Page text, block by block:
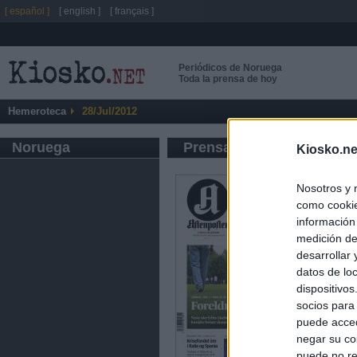
Nosotros y
como
medición
desarrollar
datos de
socios
puede
negar su
Periódicos de Noruega
Toda la prensa de hoy
Hemeroteca 28/Jul/2012
Noruega Prensa de Información
[ español ] [ english ] [ français ]